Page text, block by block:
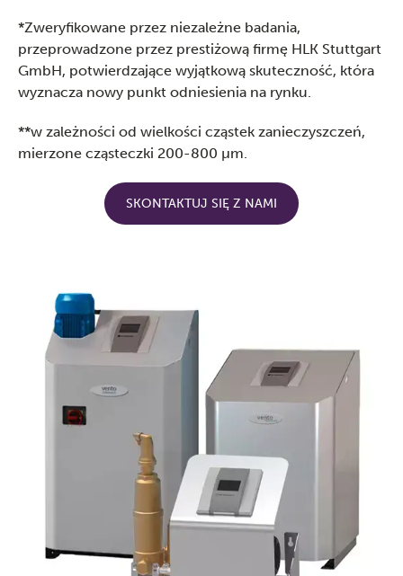
*Zweryfikowane przez niezależne badania,
przeprowadzone przez prestiżową firmę HLK Stuttgart
GmbH, potwierdzające wyjątkową skuteczność, która
wyznacza nowy punkt odniesienia na rynku.
**w zależności od wielkości cząstek zanieczyszczeń,
mierzone cząsteczki 200-800 μm.
SKONTAKTUJ SIĘ Z NAMI